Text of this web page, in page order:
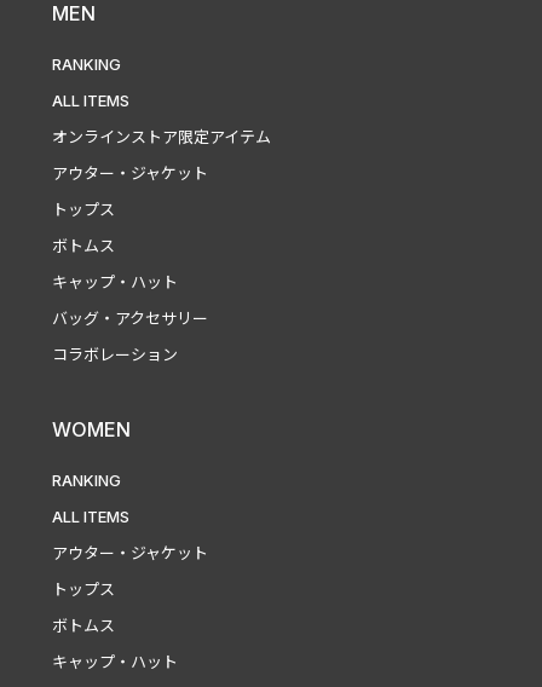
MEN
RANKING
ALL ITEMS
オンラインストア限定アイテム
アウター・ジャケット
トップス
ボトムス
キャップ・ハット
バッグ・アクセサリー
コラボレーション
WOMEN
RANKING
ALL ITEMS
アウター・ジャケット
トップス
ボトムス
キャップ・ハット